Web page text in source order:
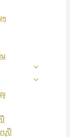
ๆ
น
บุปี